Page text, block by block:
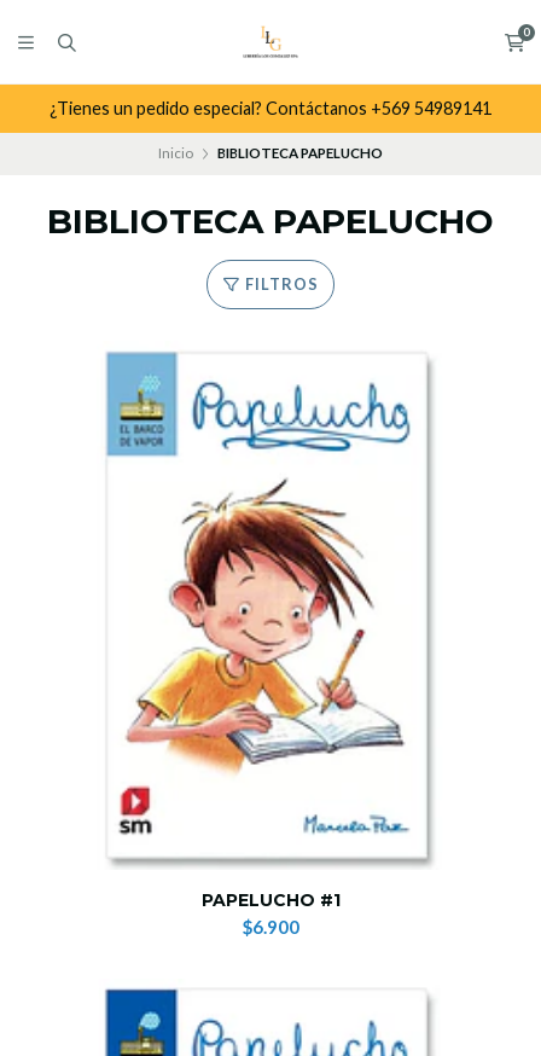
0
¿Tienes un pedido especial? Contáctanos +569 54989141
Inicio BIBLIOTECA PAPELUCHO
BIBLIOTECA PAPELUCHO
FILTROS
PAPELUCHO #1
$6.900